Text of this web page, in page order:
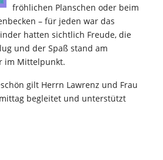
fröhlichen Planschen oder beim
– für jeden war das
hatten sichtlich Freude, die
und der Spaß stand am
im Mittelpunkt.
gilt Herrn Lawrenz und Frau
begleitet und unterstützt